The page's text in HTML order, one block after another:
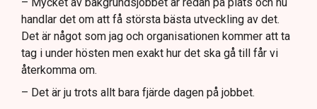
handlar det om att få största bästa utveckling av det.
Det är något som jag och organisationen kommer att ta
tag i under hösten men exakt hur det ska gå till får vi
återkomma om.
– Det är ju trots allt bara fjärde dagen på jobbet.